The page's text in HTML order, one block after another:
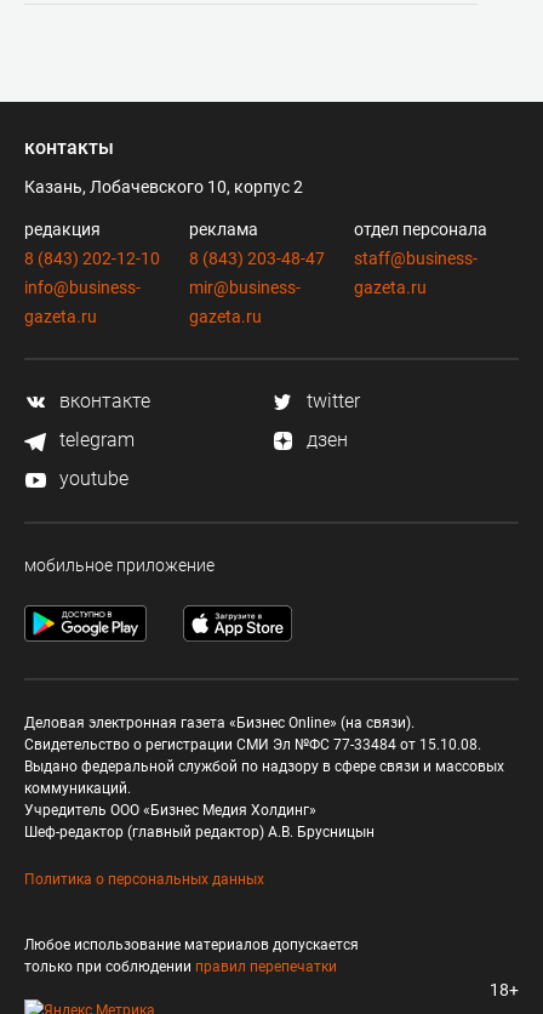
контакты
Казань, Лобачевского 10, корпус 2
редакция
8 (843) 202-12-10
info@business-
gazeta.ru
реклама
8 (843) 203-48-47
mir@business-
gazeta.ru
отдел персонала
staff@business-
gazeta.ru
вконтакте
twitter
telegram
дзен
youtube
мобильное приложение
Деловая электронная газета «Бизнес Online» (на связи).
Свидетельство о регистрации СМИ Эл №ФС 77-33484 от 15.10.08.
Выдано федеральной службой по надзору в сфере связи и массовых
коммуникаций.
Учредитель ООО «Бизнес Медия Холдинг»
Шеф-редактор (главный редактор) А.В. Брусницын
Политика о персональных данных
Любое использование материалов допускается
только при соблюдении правил перепечатки
18+